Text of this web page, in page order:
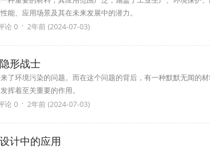
能、应用场景及其在未来发展中的潜力。
论 0 · 2年前 (2024-07-03)
形战士
了环境污染的问题。而在这个问题的背后，有一种默默无闻的
挥着至关重要的作用。
论 0 · 2年前 (2024-07-03)
计中的应用